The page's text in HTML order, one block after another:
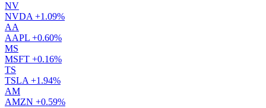
NV
NVDA +1.09%
AA
AAPL +0.60%
MS
MSFT +0.16%
TS
TSLA +1.94%
AM
AMZN +0.59%